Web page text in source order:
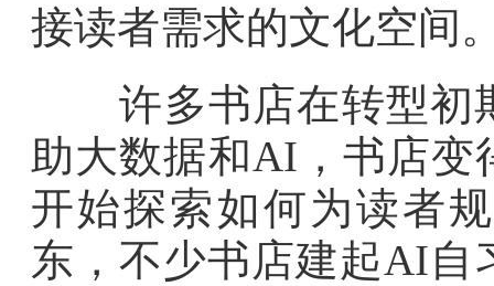
接读者需求的文化空间
许多书店在转型初
助大数据和AI，书店变
开始探索如何为读者
东，不少书店建起AI